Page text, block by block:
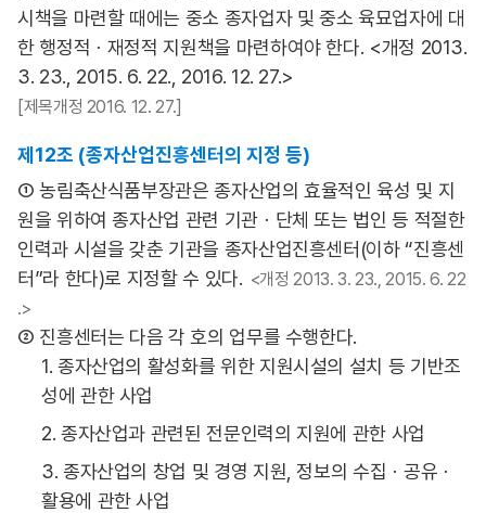
시책을 마련할 때에는 중소 종자업자 및 중소 육묘업자에 대
한 행정적ㆍ재정적 지원책을 마련하여야 한다. <개정 2013.
3. 23., 2015. 6. 22., 2016. 12. 27.>
[제목개정 2016. 12. 27.]
제12조 (종자산업진흥센터의 지정 등)
① 농림축산식품부장관은 종자산업의 효율적인 육성 및 지
원을 위하여 종자산업 관련 기관ㆍ단체 또는 법인 등 적절한
인력과 시설을 갖춘 기관을 종자산업진흥센터(이하 “진흥센
터”라 한다)로 지정할 수 있다. <개정 2013. 3. 23., 2015. 6. 22
.>
② 진흥센터는 다음 각 호의 업무를 수행한다.
1. 종자산업의 활성화를 위한 지원시설의 설치 등 기반조
성에 관한 사업
2. 종자산업과 관련된 전문인력의 지원에 관한 사업
3. 종자산업의 창업 및 경영 지원, 정보의 수집ㆍ공유ㆍ
활용에 관한 사업